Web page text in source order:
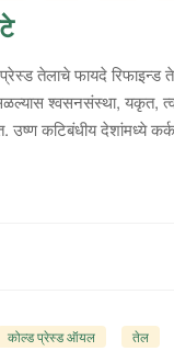
तेलाचे फायदे रिफाइन्ड
श्वसनसंस्था, यकृत,
कटिबंधीय देशांमध्ये
कोल्ड प्रेस्ड ऑयल तेल